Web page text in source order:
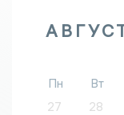
Пн Вт
27
28